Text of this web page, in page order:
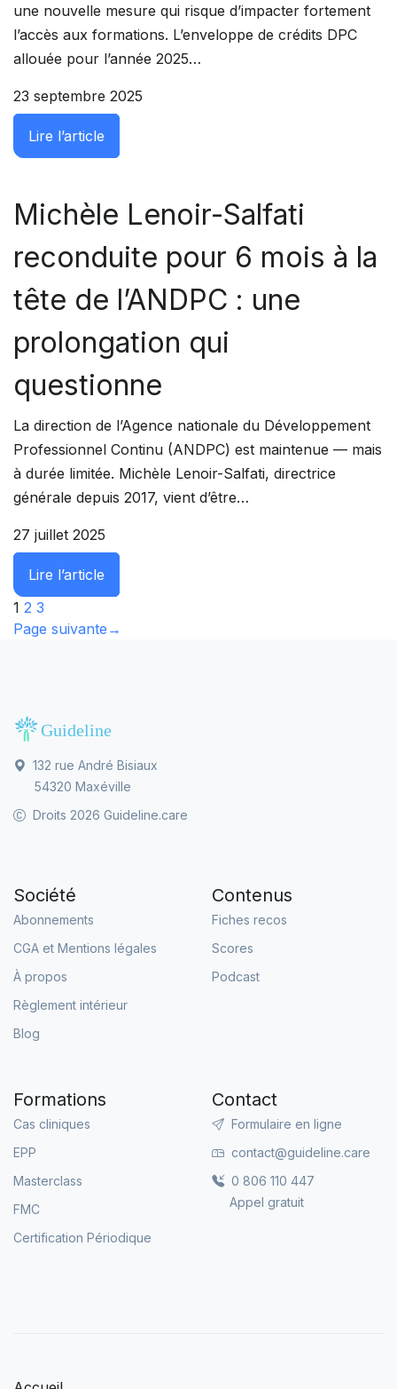
une nouvelle mesure qui risque d’impacter fortement
l’accès aux formations. L’enveloppe de crédits DPC
allouée pour l’année 2025…
23 septembre 2025
Lire l’article
Michèle Lenoir-Salfati
reconduite pour 6 mois à la
tête de l’ANDPC : une
prolongation qui
questionne
La direction de l’Agence nationale du Développement
Professionnel Continu (ANDPC) est maintenue — mais
à durée limitée. Michèle Lenoir-Salfati, directrice
générale depuis 2017, vient d’être…
27 juillet 2025
Lire l’article
1 2 3
Page suivante →
132 rue André Bisiaux
54320 Maxéville
Droits 2026 Guideline.care
Société
Abonnements
CGA et Mentions légales
À propos
Règlement intérieur
Blog
Contenus
Fiches recos
Scores
Podcast
Formations
Cas cliniques
EPP
Masterclass
FMC
Certification Périodique
Contact
Formulaire en ligne
contact@guideline.care
0 806 110 447
Appel gratuit